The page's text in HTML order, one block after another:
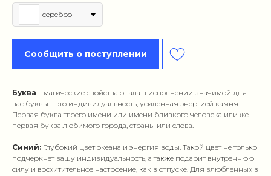
серебро
Сообщить о поступлении
Буква – магические свойства опала в исполнении значимой для
вас буквы – это индивидуальность, усиленная энергией камня.
Первая буква твоего имени или имени близкого человека или же
первая буква любимого города, страны или слова.
Синий: Глубокий цвет океана и энергия воды. Такой цвет не только
подчеркнет вашу индивидуальность, а также подарит внутреннюю
силу и восхитительное настроение, как в отпуске. Для влюбленных в